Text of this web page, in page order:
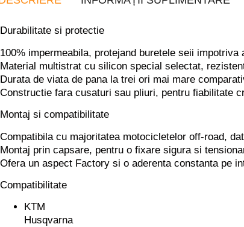
Durabilitate si protectie
100% impermeabila, protejand buretele seii impotriva
Material multistrat cu silicon special selectat,
Durata de viata de pana la trei ori mai mare
Constructie fara cusaturi sau pliuri, pentru fiabilitate
Montaj si compatibilitate
Compatibila cu majoritatea motocicletelor off-road,
Montaj prin capsare, pentru o fixare sigura si
Ofera un aspect Factory si o aderenta constanta pe
Compatibilitate
KTM
Husqvarna